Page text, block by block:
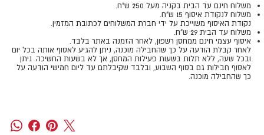
משלוח חינם עד הבית בקניה מעל 250 ש"ח.
משלוח לנקודת איסוף 15 ש"ח.
נקודת האיסוף משוייכת על ידי חברת המשלוחים לכתובת המזמין.
משלוח עד הבית 29 ש"ח.
איסוף עצמי חינם ממחסן רשפון, לאחר הזמנה באתר בלבד.
​​​​​​​לאחר קבלת הודעה על כך שהחבילה מוכנה, ניתן להגיע לאסוף אותה בכל יום
ובכל שעה, ללא תלות בשעות פעילות המחסן, אך לא בשעות החשיכה. ניתן
לאסוף חבילות גם בסוף השבוע, ובלבד שקיבלתם עד ליום חמישי הודעה על
כך שהחבילה מוכנה.